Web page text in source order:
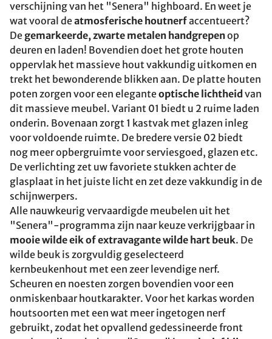
verschijning van het "Senera" highboard. En weet je
wat vooral deatmosferische houtnerfaccentueert?
De gemarkeerde, zwarte metalen handgrepenop
deuren en laden! Bovendien doet het grote houten
oppervlak het massieve hout vakkundig uitkomen en
trekt het bewonderende blikken aan. De platte houten
poten zorgen voor een eleganteoptische lichtheid van
dit massieve meubel. Variant 01 biedt u 2 ruime laden
onderin. Bovenaan zorgt 1 kastvak met glazen inleg
voor voldoende ruimte. De bredere versie 02 biedt
nog meer opbergruimte voor serviesgoed, glazen etc.
De verlichting zet uw favoriete stukken achter de
glasplaat in het juiste licht en zet deze vakkundig in de
schijnwerpers.
Alle nauwkeurig vervaardigde meubelen uit het
"Senera"-programma zijn naar keuze verkrijgbaar in
mooie wilde eik of extravagante wilde hart beuk. De
wilde beuk is zorgvuldig geselecteerd
kernbeukenhout met een zeer levendige nerf.
Scheuren en noesten zorgen bovendien voor een
onmiskenbaar houtkarakter. Voor het karkas worden
houtsoorten met een wat meer ingetogen nerf
gebruikt, zodat het opvallend gedessineerde front